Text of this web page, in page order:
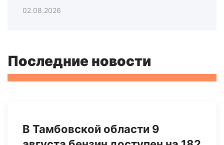
02.08.2026
Последние новости
В Тамбовской области 9